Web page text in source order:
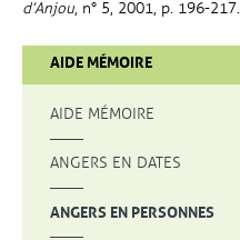
d’Anjou, n° 5, 2001, p. 196-217.
AIDE MÉMOIRE
AIDE MÉMOIRE
ANGERS EN DATES
ANGERS EN PERSONNES